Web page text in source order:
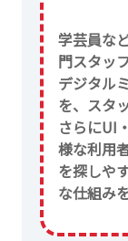
学芸員な
門スタッ
デジタル
を、スタ
さらにUI
様な利用
を探しや
な仕組み